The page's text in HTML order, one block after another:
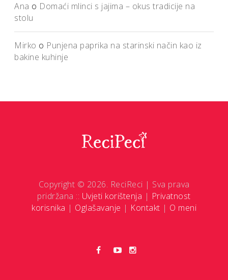
Ana o Domaći mlinci s jajima – okus tradicije na
stolu
Mirko o Punjena paprika na starinski način kao iz
bakine kuhinje
Copyright © 2026. ReciReci | Sva prava
pridržana :: Uvjeti korištenja | Privatnost
korisnika | Oglašavanje | Kontakt | O meni